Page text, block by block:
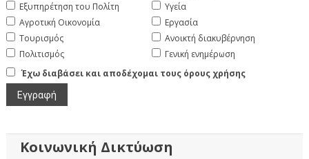
Εξυπηρέτηση του Πολίτη
Αγροτική Οικονομία
Τουρισμός
Πολιτισμός
Υγεία
Εργασία
Ανοικτή διακυβέρνηση
Γενική ενημέρωση
Έχω διαβάσει και αποδέχομαι τους όρους χρήσης
Κοινωνική Δικτύωση